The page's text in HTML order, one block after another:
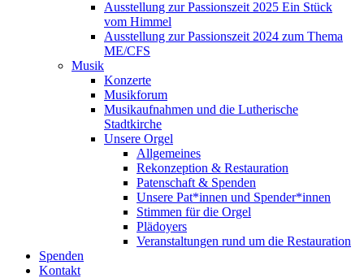
Ausstellung zur Passionszeit 2025 Ein Stück
vom Himmel
Ausstellung zur Passionszeit 2024 zum Thema
ME/CFS
Musik
Konzerte
Musikforum
Musikaufnahmen und die Lutherische
Stadtkirche
Unsere Orgel
Allgemeines
Rekonzeption & Restauration
Patenschaft & Spenden
Unsere Pat*innen und Spender*innen
Stimmen für die Orgel
Plädoyers
Veranstaltungen rund um die Restauration
Spenden
Kontakt